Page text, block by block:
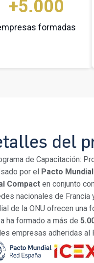
+5.000
formadas
del
de Capacitación:
por el
Pacto
Compact en conjunto
nacionales de Francia
de la ONU ofrecen una
ha formado a más de
empresas adheridas al